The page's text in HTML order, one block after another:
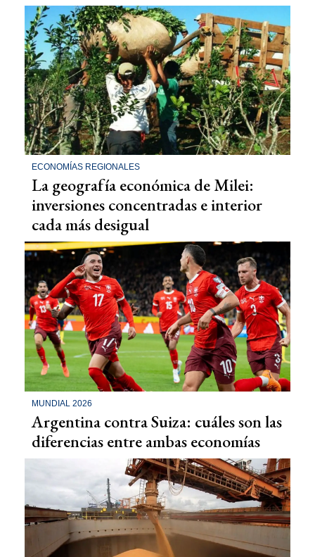
ECONOMÍAS REGIONALES
La geografía económica de Milei:
inversiones concentradas e interior
cada más desigual
MUNDIAL 2026
Argentina contra Suiza: cuáles son las
diferencias entre ambas economías